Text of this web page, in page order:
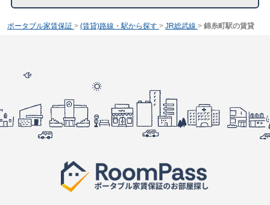
ポータブル家賃保証 > (賃貸)路線・駅から探す > JR総武線 > 錦糸町駅の賃貸